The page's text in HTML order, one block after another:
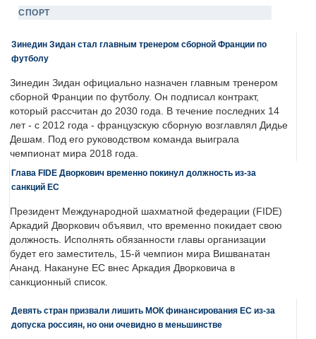
СПОРТ
Зинедин Зидан стал главным тренером сборной Франции по
футболу
Зинедин Зидан официально назначен главным тренером
сборной Франции по футболу. Он подписал контракт,
который рассчитан до 2030 года. В течение последних 14
лет - с 2012 года - французскую сборную возглавлял Дидье
Дешам. Под его руководством команда выиграла
чемпионат мира 2018 года.
Глава FIDE Дворкович временно покинул должность из-за
санкций ЕС
Президент Международной шахматной федерации (FIDE)
Аркадий Дворкович объявил, что временно покидает свою
должность. Исполнять обязанности главы организации
будет его заместитель, 15-й чемпион мира Вишванатан
Ананд. Накануне ЕС внес Аркадия Дворковича в
санкционный список.
Девять стран призвали лишить МОК финансирования ЕС из-за
допуска россиян, но они очевидно в меньшинстве